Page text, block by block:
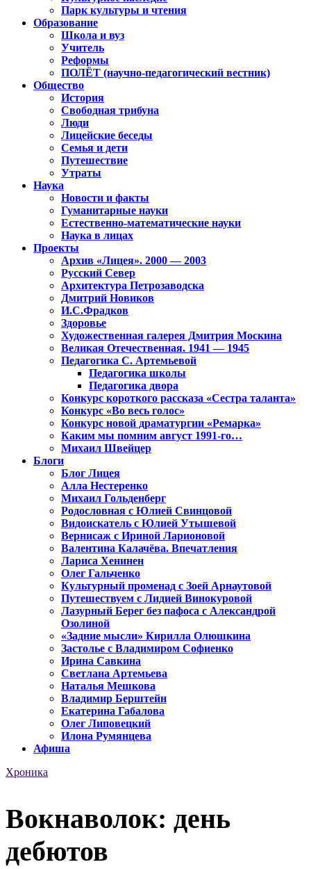
Парк культуры и чтения
Образование
Школа и вуз
Учитель
Реформы
ПОЛЁТ (научно-педагогический вестник)
Общество
История
Свободная трибуна
Люди
Лицейские беседы
Семья и дети
Путешествие
Утраты
Наука
Новости и факты
Гуманитарные науки
Естественно-математические науки
Наука в лицах
Проекты
Архив «Лицея». 2000 — 2003
Русский Север
Архитектура Петрозаводска
Дмитрий Новиков
И.С.Фрадков
Здоровье
Художественная галерея Дмитрия Москина
Великая Отечественная. 1941 — 1945
Педагогика С. Артемьевой
Педагогика школы
Педагогика двора
Конкурс короткого рассказа «Сестра таланта»
Конкурс «Во весь голос»
Конкурс новой драматургии «Ремарка»
Каким мы помним август 1991-го…
Михаил Швейцер
Блоги
Блог Лицея
Алла Нестеренко
Михаил Гольденберг
Родословная с Юлией Свинцовой
Видоискатель с Юлией Утышевой
Вернисаж с Ириной Ларионовой
Валентина Калачёва. Впечатления
Лариса Хенинен
Олег Гальченко
Культурный променад с Зоей Арнаутовой
Путешествуем с Лидией Винокуровой
Лазурный Берег без пафоса с Александрой
Озолиной
«Задние мысли» Кирилла Олюшкина
Застолье с Владимиром Софиенко
Ирина Савкина
Светлана Артемьева
Наталья Мешкова
Владимир Берштейн
Екатерина Габалова
Олег Липовецкий
Илона Румянцева
Афиша
Хроника
Вокнаволок: день
дебютов